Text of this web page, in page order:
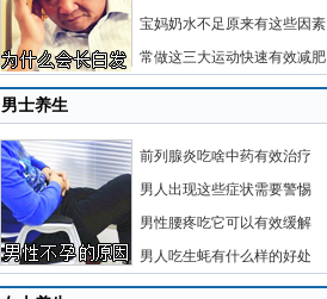
宝妈奶水不足原来有这些因素
常做这三大运动快速有效减肥
男士养生
前列腺炎吃啥中药有效治疗
男人出现这些症状需要警惕
男性腰疼吃它可以有效缓解
男人吃生蚝有什么样的好处